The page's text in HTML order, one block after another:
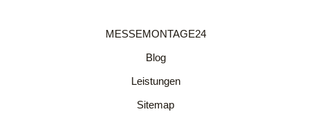
MESSEMONTAGE24
Blog
Leistungen
Sitemap